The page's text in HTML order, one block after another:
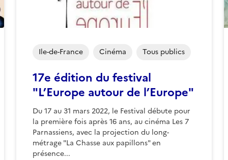
17e édition du festival
"L’Europe autour de l’Europe"
Du 17 au 31 mars 2022, le Festival débute pour
la première fois après 16 ans, au cinéma Les 7
Parnassiens, avec la projection du long-
métrage "La Chasse aux papillons" en
présence...
Ile-de-France Cinéma Tous publics